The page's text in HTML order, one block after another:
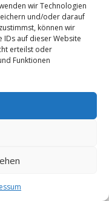
wir Technologien
und/oder darauf
können wir
IDs auf dieser Website
erteilst oder
Funktionen